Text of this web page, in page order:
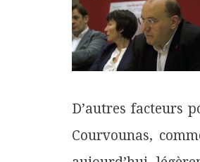
D’autres facteurs
Courvounas,